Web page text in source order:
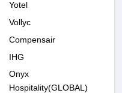
Yotel
Vollyc
Compensair
IHG
Onyx
Hospitality(GLOBAL)